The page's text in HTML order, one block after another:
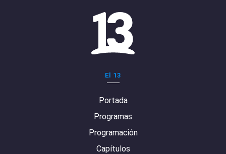
El 13
Portada
Programas
Programación
Capítulos